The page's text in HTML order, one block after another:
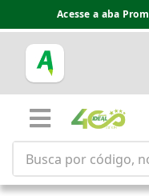
Acesse a aba